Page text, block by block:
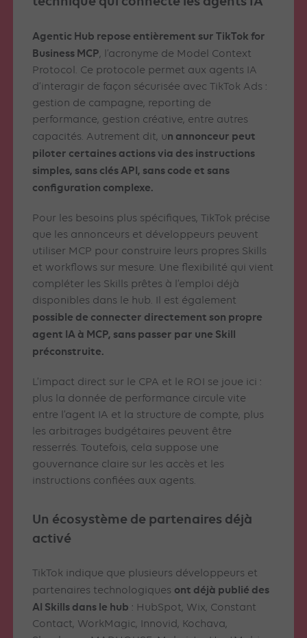
Agentic Hub repose entièrement sur TikTok for
Business MCP, l’acronyme de Model Context
Protocol. Ce protocole permet aux agents IA
d’interagir de façon sécurisée avec TikTok Ads :
gestion de campagne, reporting de
performance, gestion créative, entre autres
capacités. Autrement dit, un annonceur peut
piloter certaines actions via des instructions
simples, sans clés API, sans code et sans
configuration complexe.
Pour les besoins plus spécifiques, TikTok précise
que les annonceurs et développeurs peuvent
utiliser MCP pour construire leurs propres Skills
et workflows sur mesure. Une flexibilité qui vient
compléter les Skills prêtes à l’emploi déjà
disponibles dans le hub. Il est également
possible de connecter directement son propre
agent IA à MCP, sans passer par une Skill
préconstruite.
L’impact direct sur le CPA et le ROI se joue ici :
plus la donnée de performance circule vite
entre l’agent IA et la structure de compte, plus
les arbitrages budgétaires peuvent être
resserrés. Toutefois, cela suppose une
gouvernance claire sur les accès et les
instructions confiées aux agents.
Un écosystème de partenaires déjà
activé
TikTok indique que plusieurs développeurs et
partenaires technologiques ont déjà publié des
AI Skills dans le hub : HubSpot, Wix, Constant
Contact, WorkMagic, Innovid, Kochava,